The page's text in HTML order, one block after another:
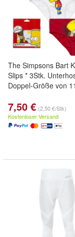
The Simpsons Bart
Slips * 3Stk.
Doppel-Größe von
7,50 € (2,50 €/Stk)
Kostenloser Versand